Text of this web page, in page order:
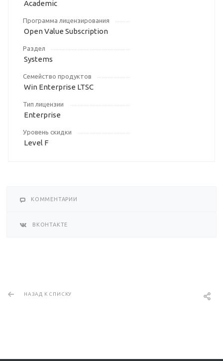
Academic
Программа лицензирования
Open Value Subscription
Раздел
Systems
Семейство продуктов
Win Enterprise LTSC
Тип лицензии
Enterprise
Уровень скидки
Level F
КОММЕНТАРИИ
ВКОНТАКТЕ
НАЗАД К СПИСКУ